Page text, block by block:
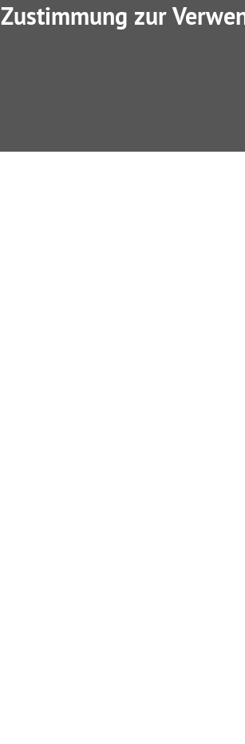
Zustimmung zur